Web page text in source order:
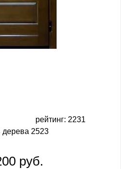
рейтинг: 2231
дерева 2523
руб.